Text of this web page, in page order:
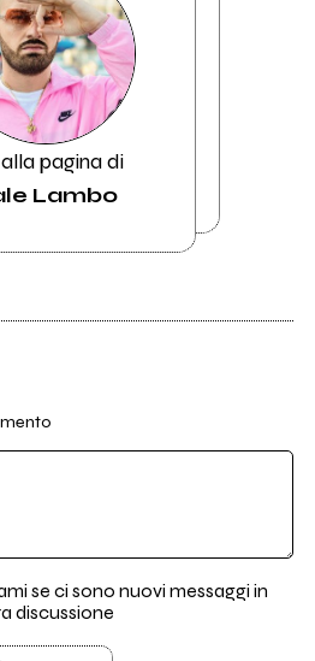
pagina di
Lambo
se ci sono nuovi messaggi in
discussione